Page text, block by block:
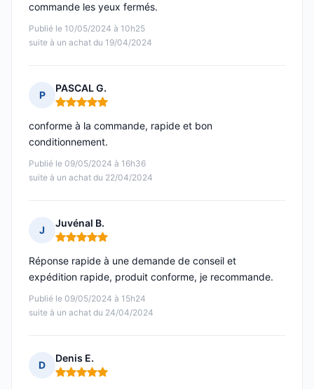
Publié le 10/05/2024 à 10h25
suite à un achat du 19/04/2024
commande les yeux fermés.
P
PASCAL G.
Note : 5 sur 5
Publié le 09/05/2024 à 16h36
suite à un achat du 22/04/2024
conforme à la commande, rapide et bon
conditionnement.
J
Juvénal B.
Note : 5 sur 5
Publié le 09/05/2024 à 15h24
suite à un achat du 24/04/2024
Réponse rapide à une demande de conseil et
expédition rapide, produit conforme, je recommande.
D
Denis E.
Note : 5 sur 5